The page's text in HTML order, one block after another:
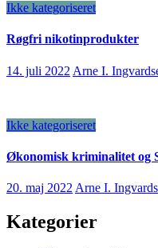
Ikke kategoriseret
Røgfri nikotinprodukter
14. juli 2022 Arne I.
Ikke kategoriseret
Økonomisk kriminalitet og
20. maj 2022 Arne I.
Kategorier